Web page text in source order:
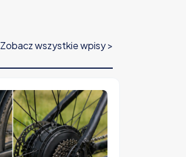
Zobacz wszystkie wpisy >